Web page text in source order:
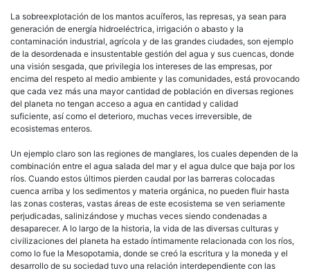
La sobreexplotación de los mantos acuíferos, las represas, ya sean para
generación de energía hidroeléctrica, irrigación o abasto y la
contaminación industrial, agrícola y de las grandes ciudades, son ejemplo
de la desordenada e insustentable gestión del agua y sus cuencas, donde
una visión sesgada, que privilegia los intereses de las empresas, por
encima del respeto al medio ambiente y las comunidades, está provocando
que cada vez más una mayor cantidad de población en diversas regiones
del planeta no tengan acceso a agua en cantidad y calidad
suficiente, así como el deterioro, muchas veces irreversible, de
ecosistemas enteros.
Un ejemplo claro son las regiones de manglares, los cuales dependen de la
combinación entre el agua salada del mar y el agua dulce que baja por los
ríos. Cuando estos últimos pierden caudal por las barreras colocadas
cuenca arriba y los sedimentos y materia orgánica, no pueden fluir hasta
las zonas costeras, vastas áreas de este ecosistema se ven seriamente
perjudicadas, salinizándose y muchas veces siendo condenadas a
desaparecer. A lo largo de la historia, la vida de las diversas culturas y
civilizaciones del planeta ha estado íntimamente relacionada con los ríos,
como lo fue la Mesopotamia, donde se creó la escritura y la moneda y el
desarrollo de su sociedad tuvo una relación interdependiente con las